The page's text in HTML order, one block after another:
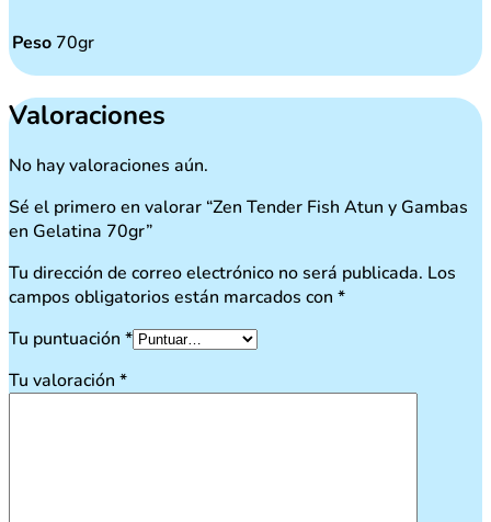
Peso 70gr
Valoraciones
No hay valoraciones aún.
Sé el primero en valorar “Zen Tender Fish Atun y Gambas
en Gelatina 70gr”
Tu dirección de correo electrónico no será publicada. Los
campos obligatorios están marcados con *
Tu puntuación *
Tu valoración *